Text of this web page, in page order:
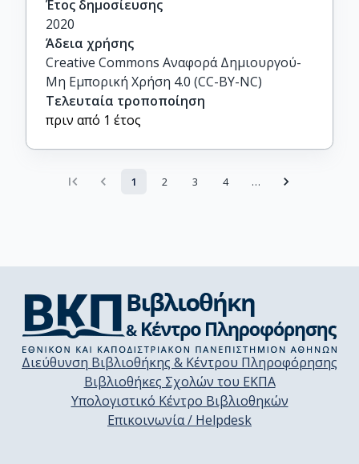
Έτος δημοσίευσης
2020
Άδεια χρήσης
Creative Commons Αναφορά Δημιουργού-
Μη Εμπορική Χρήση 4.0 (CC-BY-NC)
Τελευταία τροποποίηση
πριν από 1 έτος
1 2 3 4 …
Διεύθυνση Βιβλιοθήκης & Κέντρου Πληροφόρησης
Βιβλιοθήκες Σχολών του ΕΚΠΑ
Υπολογιστικό Κέντρο Βιβλιοθηκών
Επικοινωνία / Helpdesk